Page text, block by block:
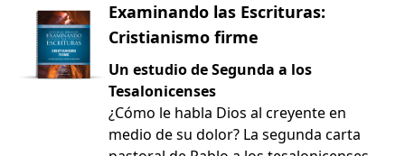
Examinando las Escrituras:
Cristianismo firme
Un estudio de Segunda a los
Tesalonicenses
¿Cómo le habla Dios al creyente en
medio de su dolor? La segunda carta